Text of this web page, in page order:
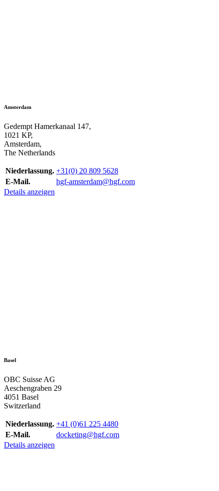
Amsterdam
Gedempt Hamerkanaal 147,
1021 KP,
Amsterdam,
The Netherlands
Niederlassung. +31(0) 20 809 5628
E-Mail.
hgf-amsterdam@hgf.com
Details anzeigen
Basel
OBC Suisse AG
Aeschengraben 29
4051 Basel
Switzerland
Niederlassung. +41 (0)61 225 4480
E-Mail.
docketing@hgf.com
Details anzeigen